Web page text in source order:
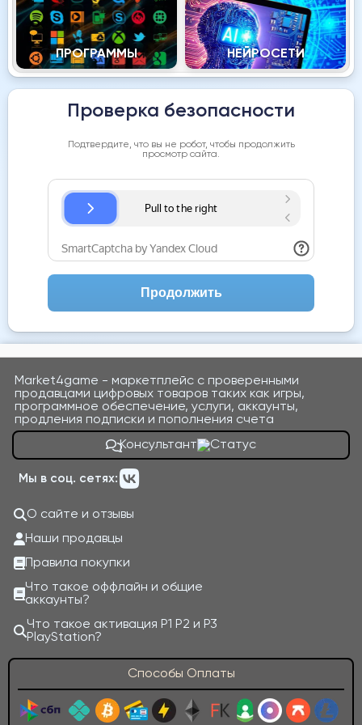
ПРОГРАММЫ НЕЙРОСЕТИ
Проверка безопасности
Подтвердите, что вы не робот, чтобы продолжить
просмотр сайта.
Продолжить
Market4game - маркетплейс с проверенными
продавцами цифровых товаров таких как игры,
программное обеспечение, услуги, аккаунты,
продления подписки и пополнения счета
Консультант
Мы в соц. сетях:
О сайте и отзывы
Наши продавцы
Правила покупки
Что такое оффлайн и общие
аккаунты?
Что такое активация P1 P2 и P3
PlayStation?
Способы Оплаты